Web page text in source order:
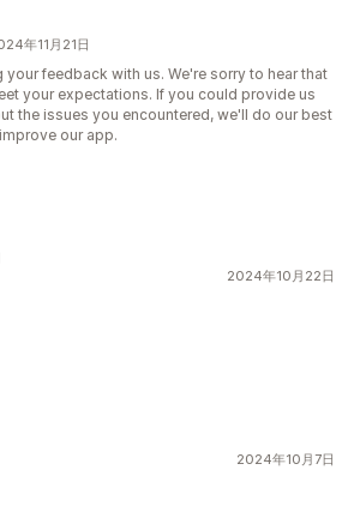
年11月21日
your feedback with us. We're sorry to hear that
your expectations. If you could provide us
the issues you encountered, we'll do our best
our app.
2024年10月22日
2024年10月7日